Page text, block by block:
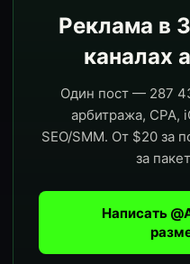
Реклама в
каналах
Один пост — 287
арбитража, CPA,
SEO/SMM. От $20 за
за
Написать